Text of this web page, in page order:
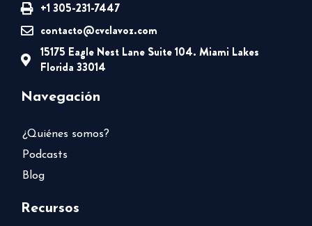
+1 305-231-7447
contacto@cvclavoz.com
15175 Eagle Nest Lane Suite 104. Miami Lakes
Florida 33014
Navegación
¿Quiénes somos?
Podcasts
Blog
Recursos